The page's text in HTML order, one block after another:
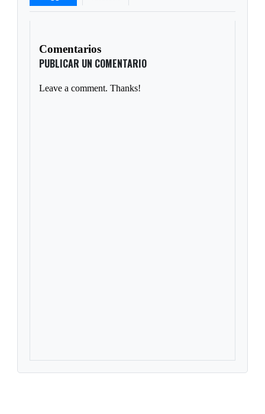
Comentarios
PUBLICAR UN COMENTARIO
Leave a comment. Thanks!